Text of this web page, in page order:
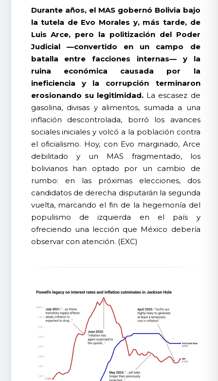
Durante años, el MAS gobernó Bolivia bajo
la tutela de Evo Morales y, más tarde, de
Luis Arce, pero la politización del Poder
Judicial —convertido en un campo de
batalla entre facciones internas— y la
ruina económica causada por la
ineficiencia y la corrupción terminaron
erosionando su legitimidad.La escasez de
gasolina, divisas y alimentos, sumada a una
inflación descontrolada, borró los avances
sociales iniciales y volcó a la población contra
el oficialismo. Hoy, con Evo marginado, Arce
debilitado y un MAS fragmentado, los
bolivianos han optado por un cambio de
rumbo: en las próximas elecciones, dos
candidatos de derecha disputarán la segunda
vuelta, marcando el fin de la hegemonía del
populismo de izquierda en el país y
ofreciendo una lección que México debería
observar con atención. (EXC)